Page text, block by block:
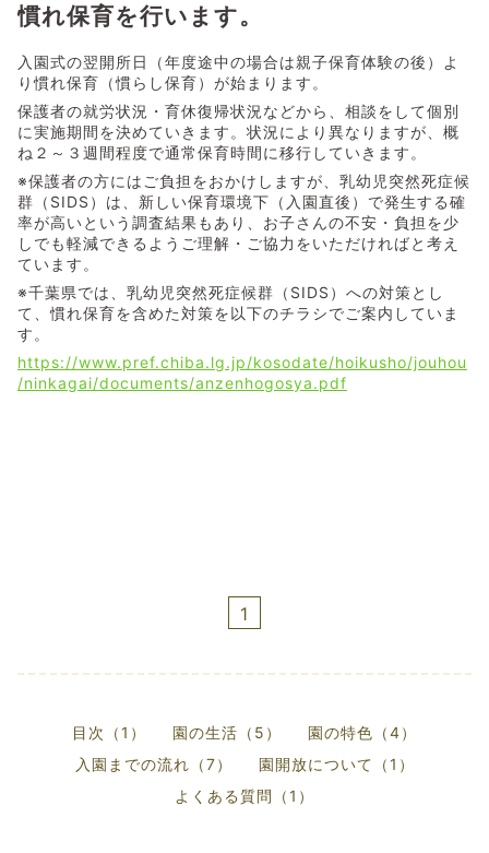
慣れ保育を行います。
入園式の翌開所日（年度途中の場合は親子保育体験の後）よ
り慣れ保育（慣らし保育）が始まります。
保護者の就労状況・育休復帰状況などから、相談をして個別
に実施期間を決めていきます。状況により異なりますが、概
ね２～３週間程度で通常保育時間に移行していきます。
※保護者の方にはご負担をおかけしますが、乳幼児突然死症候
群（SIDS）は、新しい保育環境下（入園直後）で発生する確
率が高いという調査結果もあり、お子さんの不安・負担を少
しでも軽減できるようご理解・ご協力をいただければと考え
ています。
※千葉県では、乳幼児突然死症候群（SIDS）への対策とし
て、慣れ保育を含めた対策を以下のチラシでご案内していま
す。
https://www.pref.chiba.lg.jp/kosodate/hoikusho/jouhou
/ninkagai/documents/anzenhogosya.pdf
1
目次（1） 園の生活（5）
園の特色（4）
入園までの流れ（7）
園開放について（1）
よくある質問（1）